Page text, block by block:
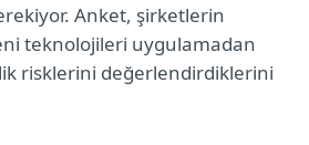
Anket, şirketlerin
teknolojileri uygulamadan
risklerini değerlendirdiklerini